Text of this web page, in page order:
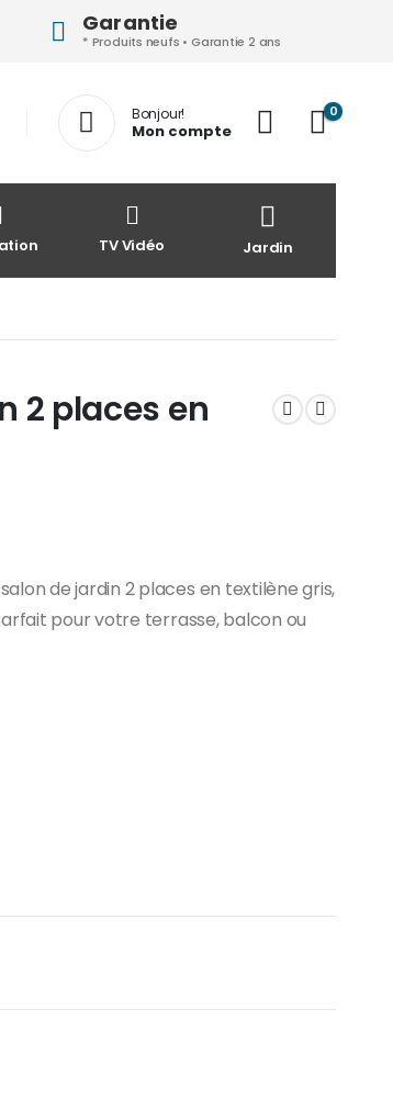
Garantie
* Produits neufs • Garantie 2 ans
Bonjour!
Mon compte
0
TV Vidéo Jardin
2 places en
de jardin 2 places en textilène gris,
pour votre terrasse, balcon ou